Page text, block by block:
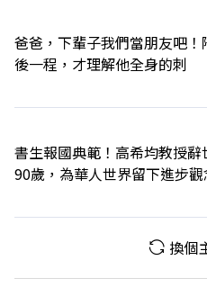
爸爸，下輩子我們當朋友吧！
後一程，才理解他全身的刺
書生報國典範！高希均教授辭
90歲，為華人世界留下進步
換個